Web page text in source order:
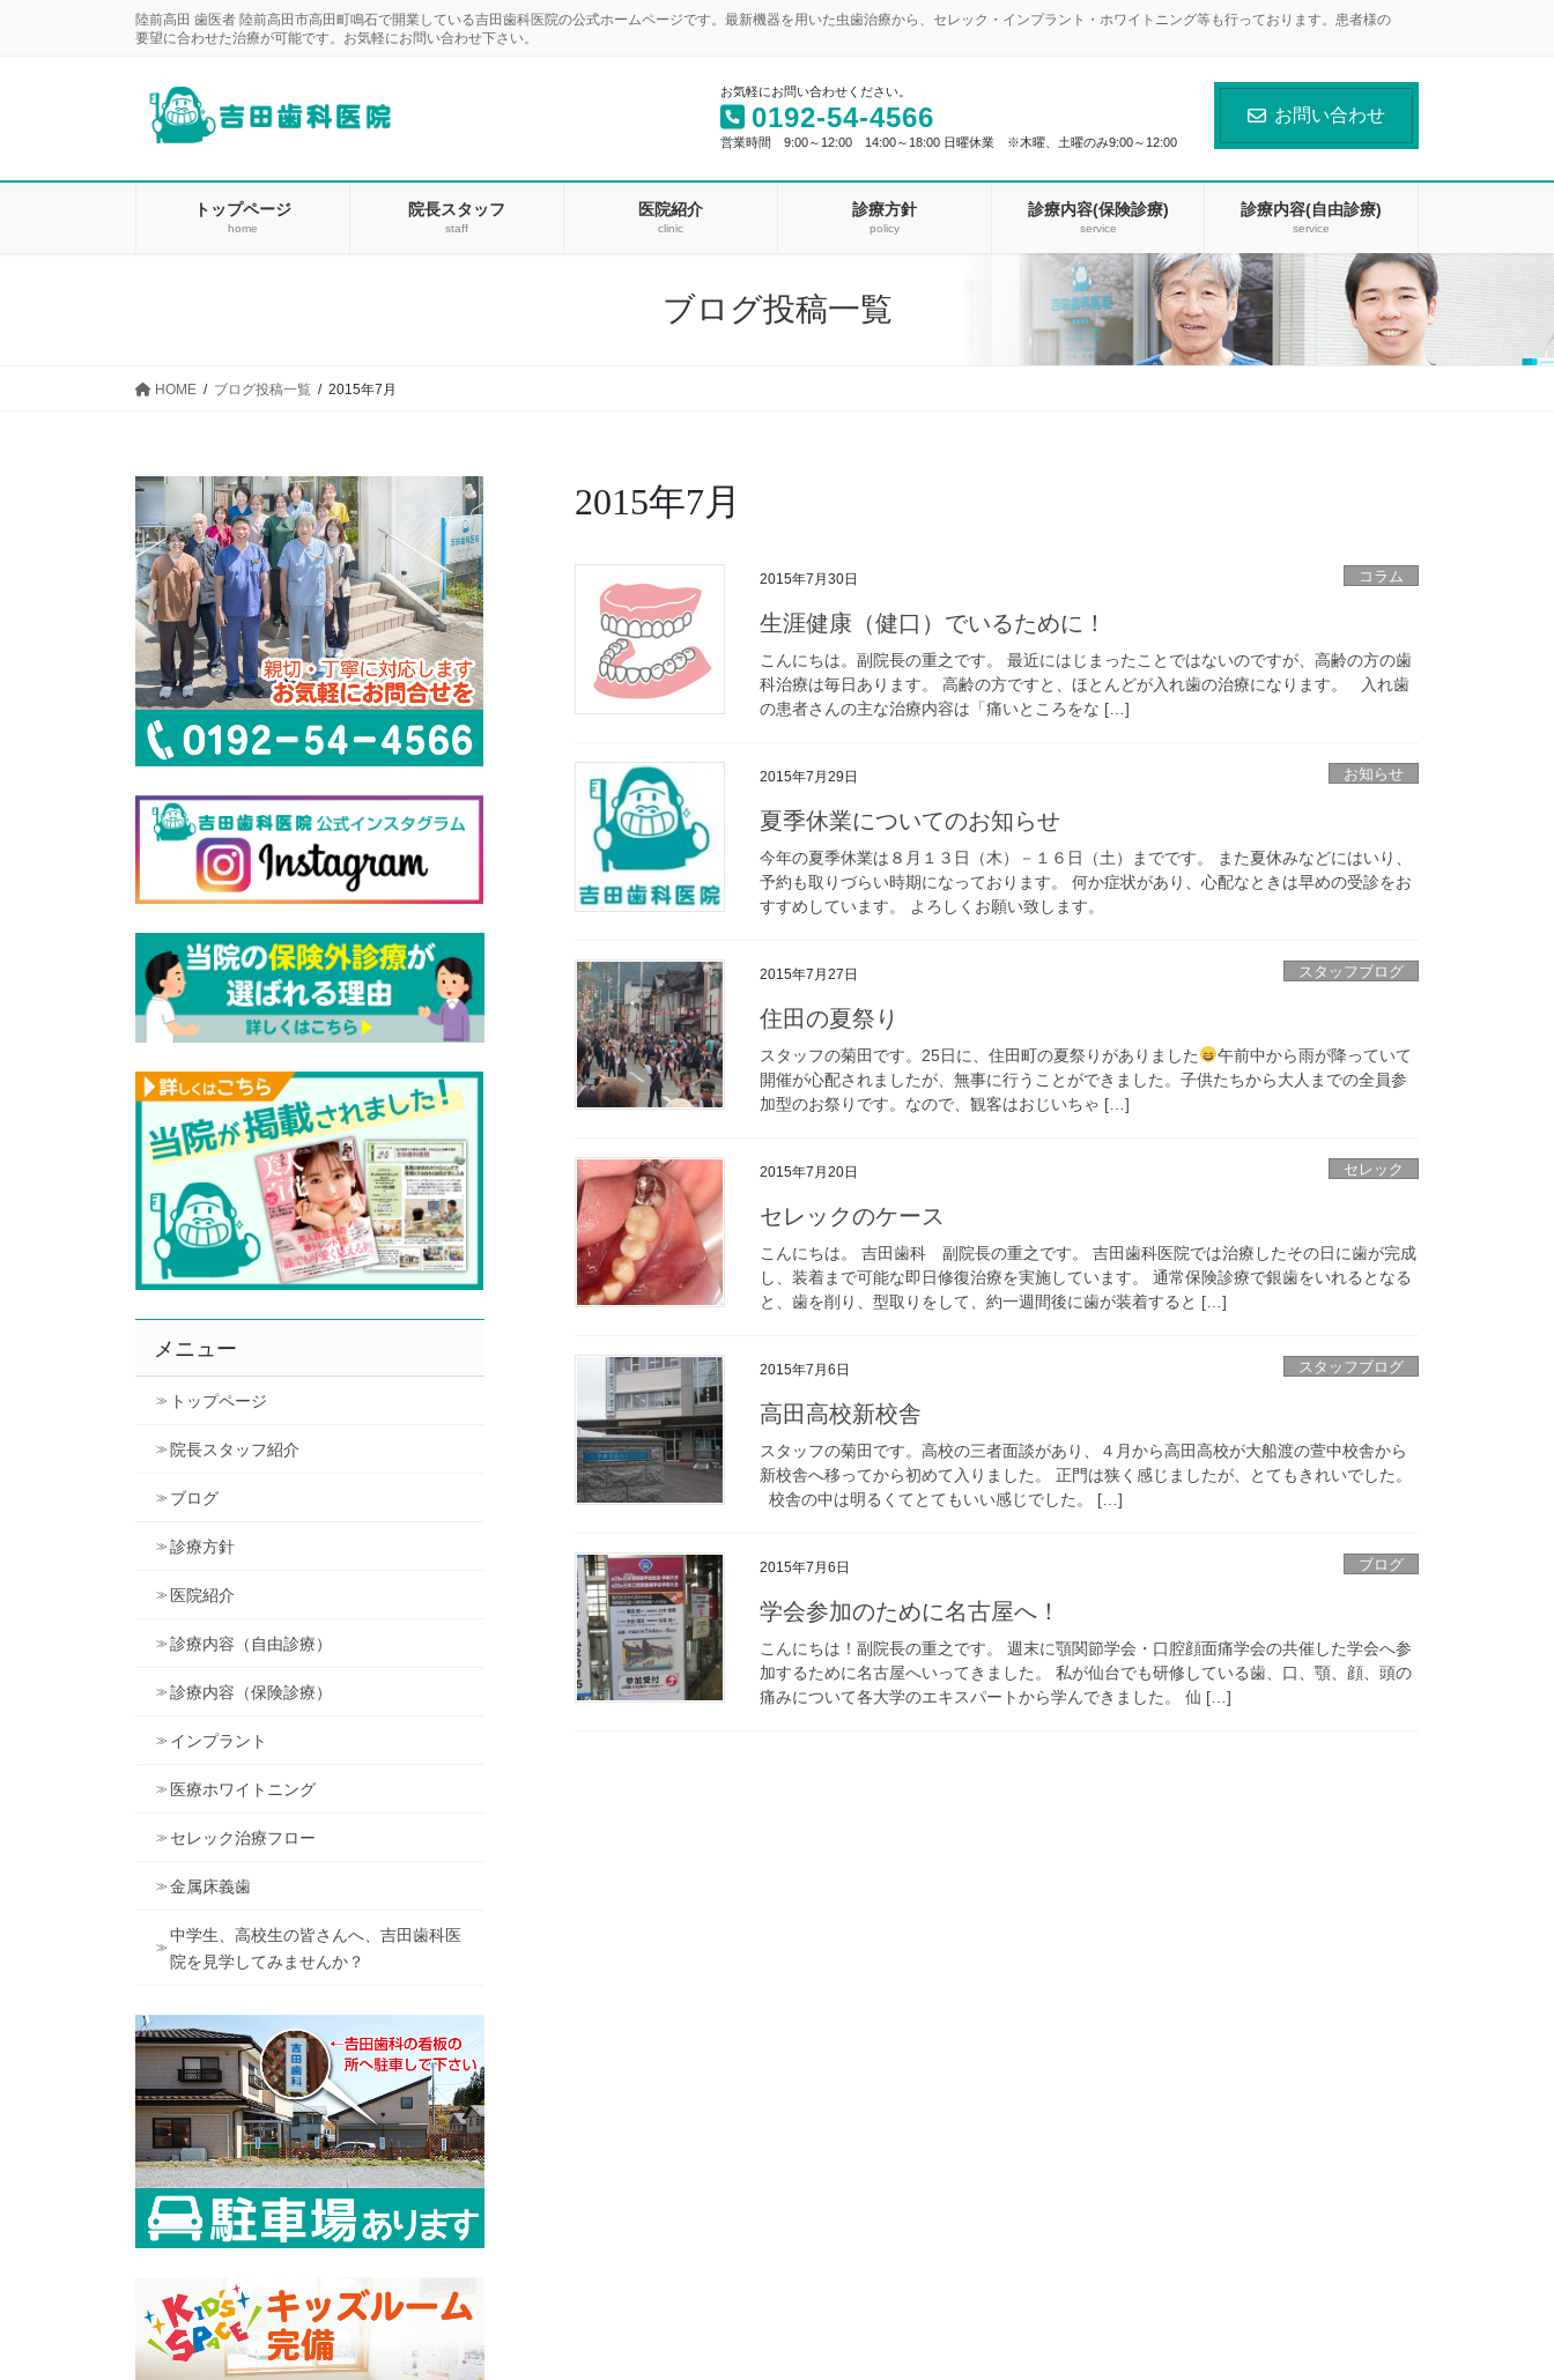
移
ン
陸前高田 歯医者 陸前高田市高田町鳴石で開業している吉田歯科医院の公式ホームページです。最新機器を用いた虫歯治療から、セレック・インプラント・ホワイトニング等も行っております。患者様の
要望に合わせた治療が可能です。お気軽にお問い合わせ下さい。
お気軽にお問い合わせください。
0192-54-4566
営業時間 9:00～12:00 14:00～18:00 日曜休業 ※木曜、土曜のみ9:00～12:00
お問い合わせ
トップページ
home
院長スタッフ
staff
医院紹介
clinic
診療方針
policy
診療内容(保険診療)
service
診療内容(自由診療)
service
ブログ投稿一覧
HOME ブログ投稿一覧 2015年7月
2015年7月
2015年7月30日 コラム
生涯健康（健口）でいるために！
こんにちは。副院長の重之です。 最近にはじまったことではないのですが、高齢の方の歯
科治療は毎日あります。 高齢の方ですと、ほとんどが入れ歯の治療になります。 入れ歯
の患者さんの主な治療内容は「痛いところをな […]
2015年7月29日 お知らせ
夏季休業についてのお知らせ
今年の夏季休業は８月１３日（木）－１６日（土）までです。 また夏休みなどにはいり、
予約も取りづらい時期になっております。 何か症状があり、心配なときは早めの受診をお
すすめしています。 よろしくお願い致します。
2015年7月27日 スタッフブログ
住田の夏祭り
スタッフの菊田です。25日に、住田町の夏祭りがありました
午前中から雨が降っていて
開催が心配されましたが、無事に行うことができました。子供たちから大人までの全員参
加型のお祭りです。なので、観客はおじいちゃ […]
2015年7月20日 セレック
セレックのケース
こんにちは。 吉田歯科 副院長の重之です。 吉田歯科医院では治療したその日に歯が完成
し、装着まで可能な即日修復治療を実施しています。 通常保険診療で銀歯をいれるとなる
と、歯を削り、型取りをして、約一週間後に歯が装着すると […]
2015年7月6日 スタッフブログ
高田高校新校舎
スタッフの菊田です。高校の三者面談があり、４月から高田高校が大船渡の萱中校舎から
新校舎へ移ってから初めて入りました。 正門は狭く感じましたが、とてもきれいでした。
校舎の中は明るくてとてもいい感じでした。 […]
2015年7月6日 ブログ
学会参加のために名古屋へ！
こんにちは！副院長の重之です。 週末に顎関節学会・口腔顔面痛学会の共催した学会へ参
加するために名古屋へいってきました。 私が仙台でも研修している歯、口、顎、顔、頭の
痛みについて各大学のエキスパートから学んできました。 仙 […]
メニュー
トップページ
院長スタッフ紹介
ブログ
診療方針
医院紹介
診療内容（自由診療）
診療内容（保険診療）
インプラント
医療ホワイトニング
セレック治療フロー
金属床義歯
中学生、高校生の皆さんへ、吉田歯科医
院を見学してみませんか？